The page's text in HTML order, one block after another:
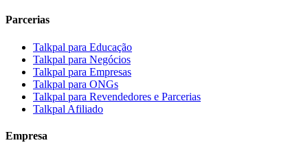
Parcerias
Talkpal para Educação
Talkpal para Negócios
Talkpal para Empresas
Talkpal para ONGs
Talkpal para Revendedores e Parcerias
Talkpal Afiliado
Empresa